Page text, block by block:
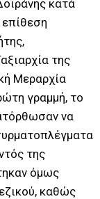
κατά
της
Μεραρχία
γραμμή, το
να
της
όμως
καθώς